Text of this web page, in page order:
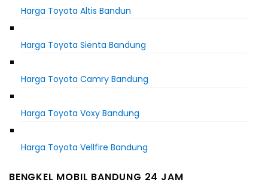
Harga Toyota Altis Bandun
Harga Toyota Sienta Bandung
Harga Toyota Camry Bandung
Harga Toyota Voxy Bandung
Harga Toyota Vellfire Bandung
BENGKEL MOBIL BANDUNG 24 JAM